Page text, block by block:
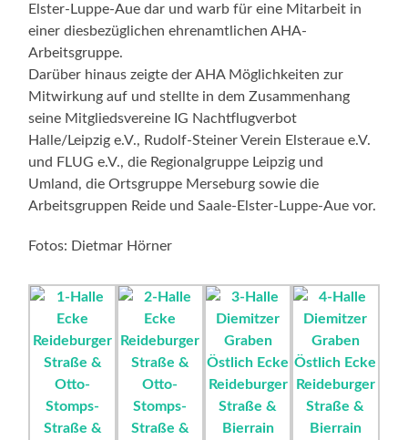
Elster-Luppe-Aue dar und warb für eine Mitarbeit in
einer diesbezüglichen ehrenamtlichen AHA-
Arbeitsgruppe.
Darüber hinaus zeigte der AHA Möglichkeiten zur
Mitwirkung auf und stellte in dem Zusammenhang
seine Mitgliedsvereine IG Nachtflugverbot
Halle/Leipzig e.V., Rudolf-Steiner Verein Elsteraue e.V.
und FLUG e.V., die Regionalgruppe Leipzig und
Umland, die Ortsgruppe Merseburg sowie die
Arbeitsgruppen Reide und Saale-Elster-Luppe-Aue vor.
Fotos: Dietmar Hörner